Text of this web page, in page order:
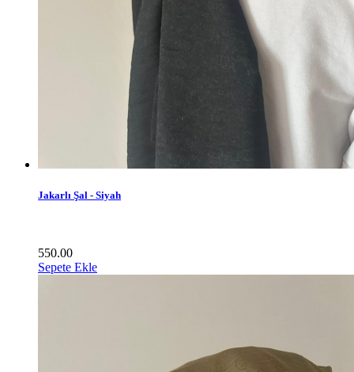
Jakarlı Şal - Siyah
550.00
Sepete Ekle